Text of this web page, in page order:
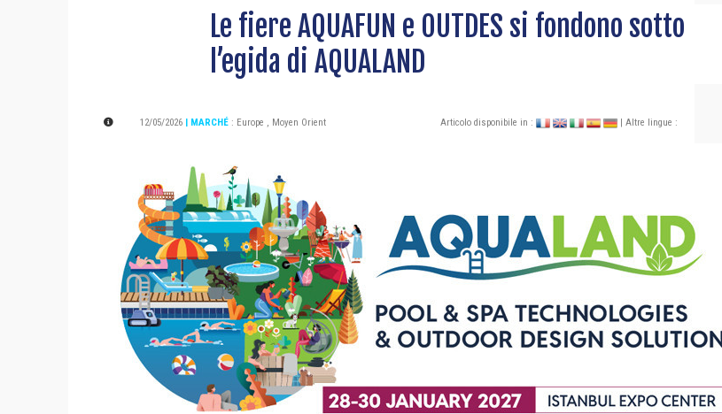
Le fiere AQUAFUN e OUTDES si fondono sotto
l’egida di AQUALAND
12/05/2026 | MARCHÉ : Europe , Moyen Orient Articolo disponibile in : | Altre lingue :